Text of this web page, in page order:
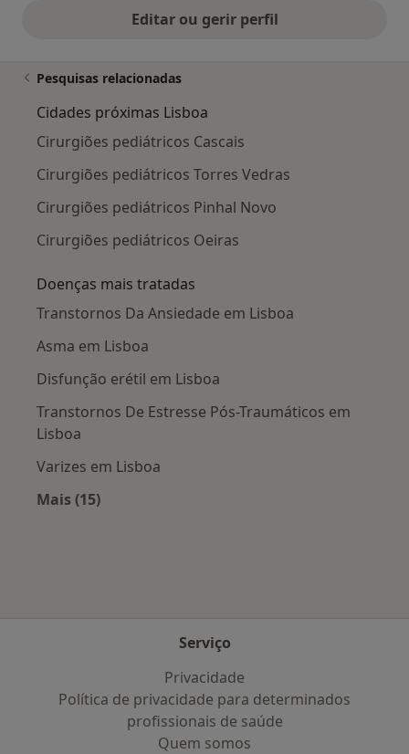
Editar ou gerir perfil
Pesquisas relacionadas
Cidades próximas Lisboa
Cirurgiões pediátricos Cascais
Cirurgiões pediátricos Torres Vedras
Cirurgiões pediátricos Pinhal Novo
Cirurgiões pediátricos Oeiras
Doenças mais tratadas
Transtornos Da Ansiedade em Lisboa
Asma em Lisboa
Disfunção erétil em Lisboa
Transtornos De Estresse Pós-Traumáticos em
Lisboa
Varizes em Lisboa
Mais (15)
Serviço
Privacidade
Política de privacidade para determinados
profissionais de saúde
Quem somos